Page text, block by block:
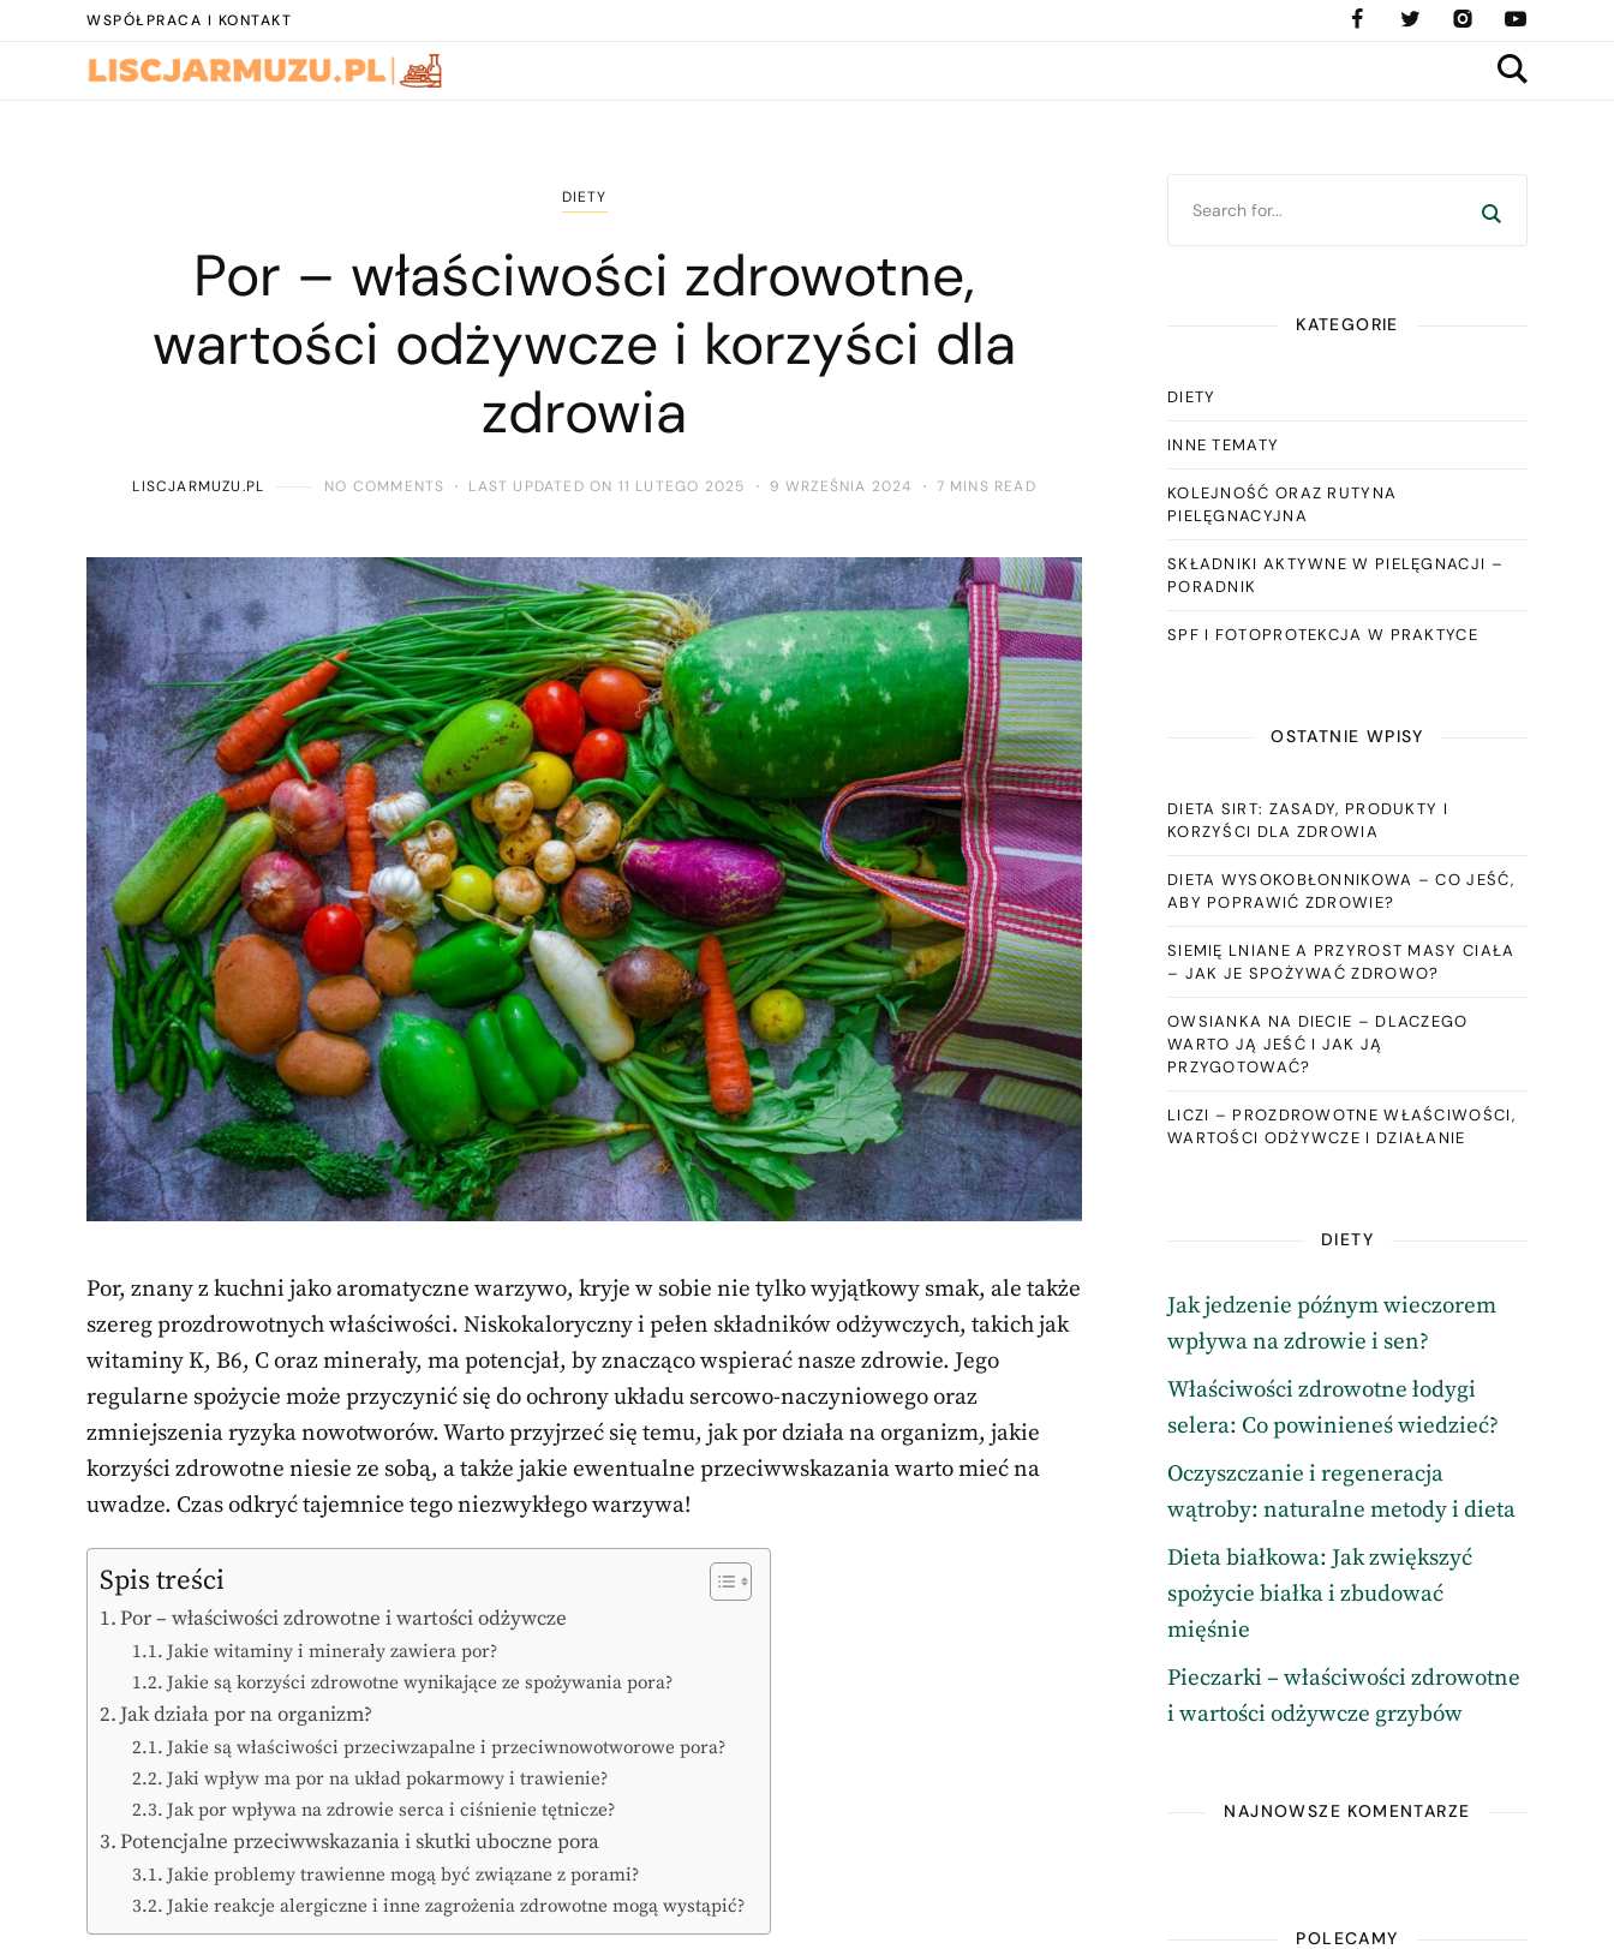
WSPÓŁPRACA I KONTAKT
DIETY
Por – właściwości zdrowotne,
wartości odżywcze i korzyści dla
zdrowia
LISCJARMUZU.PL NO COMMENTS LAST UPDATED ON 11 LUTEGO 2025 9 WRZEŚNIA 2024 7 MINS READ
Por, znany z kuchni jako aromatyczne warzywo, kryje w sobie nie tylko wyjątkowy smak, ale także
szereg prozdrowotnych właściwości. Niskokaloryczny i pełen składników odżywczych, takich jak
witaminy K, B6, C oraz minerały, ma potencjał, by znacząco wspierać nasze zdrowie. Jego
regularne spożycie może przyczynić się do ochrony układu sercowo-naczyniowego oraz
zmniejszenia ryzyka nowotworów. Warto przyjrzeć się temu, jak por działa na organizm, jakie
korzyści zdrowotne niesie ze sobą, a także jakie ewentualne przeciwwskazania warto mieć na
uwadze. Czas odkryć tajemnice tego niezwykłego warzywa!
Spis treści
Por – właściwości zdrowotne i wartości odżywcze
Jakie witaminy i minerały zawiera por?
Jakie są korzyści zdrowotne wynikające ze spożywania pora?
Jak działa por na organizm?
Jakie są właściwości przeciwzapalne i przeciwnowotworowe pora?
Jaki wpływ ma por na układ pokarmowy i trawienie?
Jak por wpływa na zdrowie serca i ciśnienie tętnicze?
Potencjalne przeciwwskazania i skutki uboczne pora
Jakie problemy trawienne mogą być związane z porami?
Jakie reakcje alergiczne i inne zagrożenia zdrowotne mogą wystąpić?
KATEGORIE
DIETY
INNE TEMATY
KOLEJNOŚĆ ORAZ RUTYNA
PIELĘGNACYJNA
SKŁADNIKI AKTYWNE W PIELĘGNACJI –
PORADNIK
SPF I FOTOPROTEKCJA W PRAKTYCE
OSTATNIE WPISY
DIETA SIRT: ZASADY, PRODUKTY I
KORZYŚCI DLA ZDROWIA
DIETA WYSOKOBŁONNIKOWA – CO JEŚĆ,
ABY POPRAWIĆ ZDROWIE?
SIEMIĘ LNIANE A PRZYROST MASY CIAŁA
– JAK JE SPOŻYWAĆ ZDROWO?
OWSIANKA NA DIECIE – DLACZEGO
WARTO JĄ JEŚĆ I JAK JĄ
PRZYGOTOWAĆ?
LICZI – PROZDROWOTNE WŁAŚCIWOŚCI,
WARTOŚCI ODŻYWCZE I DZIAŁANIE
DIETY
Jak jedzenie późnym wieczorem
wpływa na zdrowie i sen?
Właściwości zdrowotne łodygi
selera: Co powinieneś wiedzieć?
Oczyszczanie i regeneracja
wątroby: naturalne metody i dieta
Dieta białkowa: Jak zwiększyć
spożycie białka i zbudować
mięśnie
Pieczarki – właściwości zdrowotne
i wartości odżywcze grzybów
NAJNOWSZE KOMENTARZE
POLECAMY